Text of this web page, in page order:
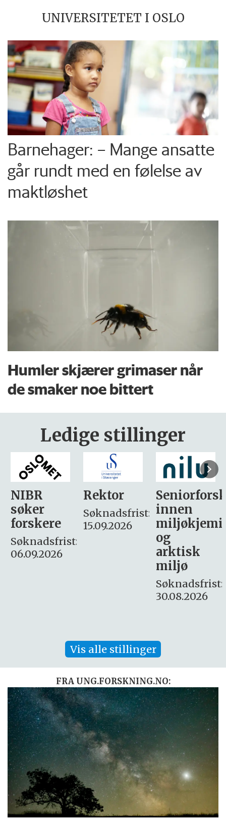
UNIVERSITETET I OSLO
Barnehager: – Mange ansatte
går rundt med en følelse av
maktløshet
Humler skjærer grimaser når
de smaker noe bittert
Ledige stillinger
Rektor
Søknadsfrist:
15.09.2026
Seniorforsker
innen
miljøkjemi
søker
– fast
Søknadsfrist:
16. august.
Vis alle stillinger
FRA UNG.FORSKNING.NO: